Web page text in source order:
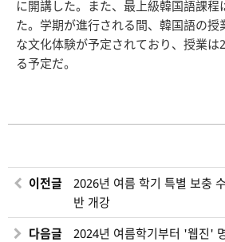
に開講した。また、最上級韓国語課程
た。学期が進行される間、韓国語の
な文化体験が予定されており、授業は
る予定だ。
이전글
2026년 여름 학기 특별 보충
반 개강
다음글
2024년 여름학기부터 '웹진'